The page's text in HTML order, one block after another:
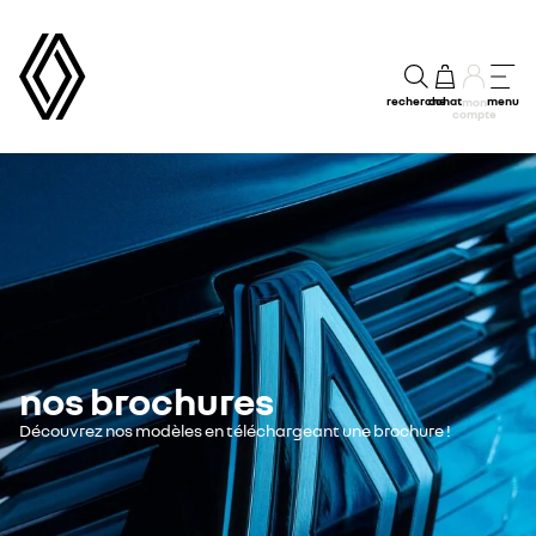
rechercheachatmon
compte
menu
nos brochures
Découvrez nos modèles en téléchargeant une brochure !